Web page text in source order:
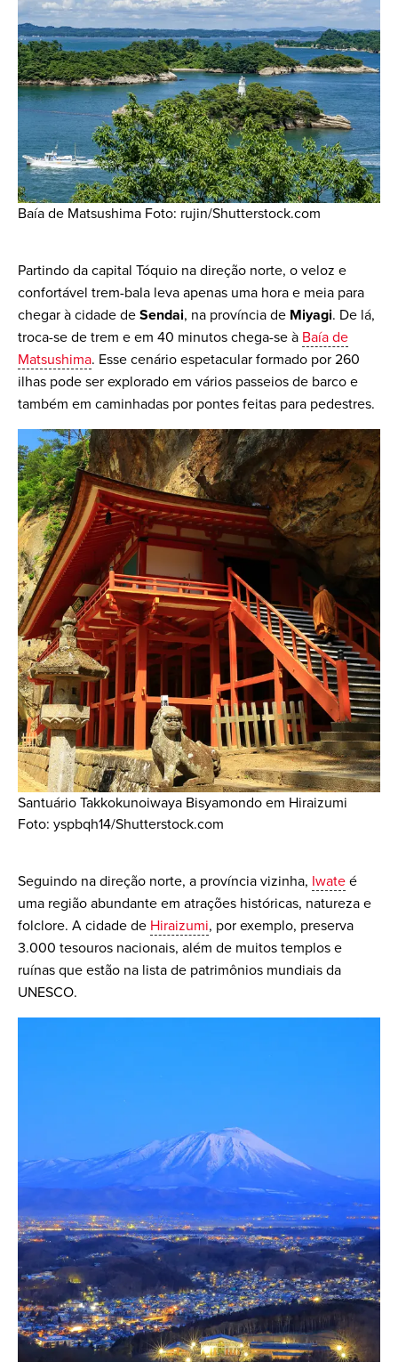
Baía de Matsushima Foto: rujin/Shutterstock.com
Partindo da capital Tóquio na direção norte, o veloz e
confortável trem-bala leva apenas uma hora e meia para
chegar à cidade de Sendai, na província de Miyagi. De lá,
troca-se de trem e em 40 minutos chega-se à Baía de
Matsushima. Esse cenário espetacular formado por 260
ilhas pode ser explorado em vários passeios de barco e
também em caminhadas por pontes feitas para pedestres.
Santuário Takkokunoiwaya Bisyamondo em Hiraizumi
Foto: yspbqh14/Shutterstock.com
Seguindo na direção norte, a província vizinha, Iwate é
uma região abundante em atrações históricas, natureza e
folclore. A cidade de Hiraizumi, por exemplo, preserva
3.000 tesouros nacionais, além de muitos templos e
ruínas que estão na lista de patrimônios mundiais da
UNESCO.